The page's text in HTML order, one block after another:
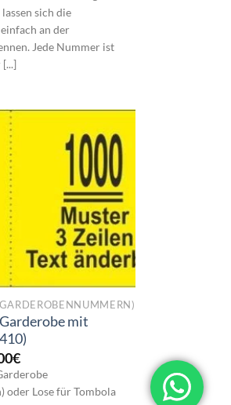
sich die
an der
Jede Nummer ist
mit
€Preisspanne:
21,5000€
bis
42,0000€
oder Lose für Tombola